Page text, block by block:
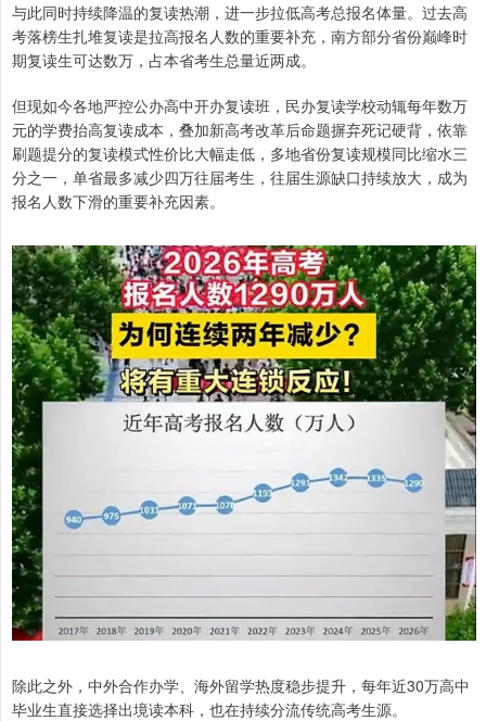
与此同时持续降温的复读热潮，进一步拉低高考总报名体量。过去高
考落榜生扎堆复读是拉高报名人数的重要补充，南方部分省份巅峰时
期复读生可达数万，占本省考生总量近两成。
但现如今各地严控公办高中开办复读班，民办复读学校动辄每年数万
元的学费抬高复读成本，叠加新高考改革后命题摒弃死记硬背，依靠
刷题提分的复读模式性价比大幅走低，多地省份复读规模同比缩水三
分之一，单省最多减少四万往届考生，往届生源缺口持续放大，成为
报名人数下滑的重要补充因素。
除此之外，中外合作办学、海外留学热度稳步提升，每年近30万高中
毕业生直接选择出境读本科，也在持续分流传统高考生源。